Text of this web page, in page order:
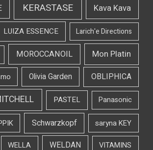
Kava Kava
KERASTASE
Larich'e Directions
LUIZA ESSENCE
Mon Platin
MOROCCANOIL
OBLIPHICA
Olivia Garden
Panasonic
PASTEL
saryna KEY
Schwarzkopf
VITAMINS
WELDAN
WELLA